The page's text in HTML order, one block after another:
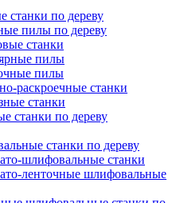
станки по дереву
пилы по дереву
станки
пилы
пилы
раскроечные станки
станки
станки по дереву
станки по дереву
шлифовальные станки
ленточные шлифовальные